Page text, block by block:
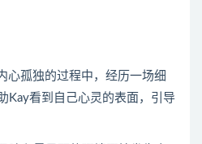
心孤独的过程中，经历一场细
Kay看到自己心灵的表面，引导